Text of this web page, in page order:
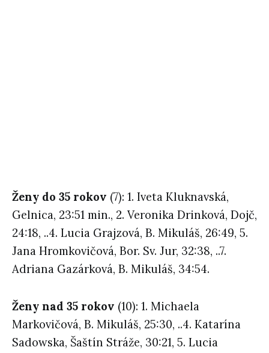
Ženy do 35 rokov (7): 1. Iveta Kluknavská,
Gelnica, 23:51 min., 2. Veronika Drinková, Dojč,
24:18, ..4. Lucia Grajzová, B. Mikuláš, 26:49, 5.
Jana Hromkovičová, Bor. Sv. Jur, 32:38, ..7.
Adriana Gazárková, B. Mikuláš, 34:54.
Ženy nad 35 rokov (10): 1. Michaela
Markovičová, B. Mikuláš, 25:30, ..4. Katarína
Sadowska, Šaštín Stráže, 30:21, 5. Lucia